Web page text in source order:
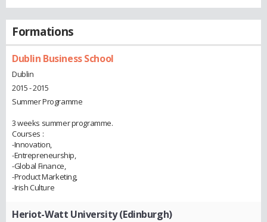
Formations
Dublin Business School
Dublin
2015 - 2015
Summer Programme
3 weeks summer programme.
Courses :
-Innovation,
-Entrepreneurship,
-Global Finance,
-Product Marketing,
-Irish Culture
Heriot-Watt University (Edinburgh)